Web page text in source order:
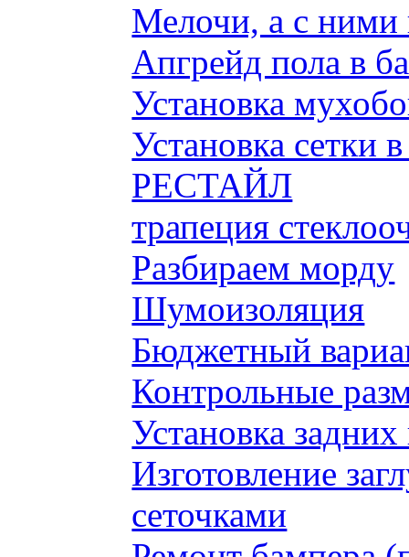
Мелочи, а с ними
Апгрейд пола в
Установка
Установка сетки
РЕСТАЙЛ
трапеция
Разбираем морду
Шумоизоляция
Бюджетный
Контрольные
Установка
Изготовление
сеточками